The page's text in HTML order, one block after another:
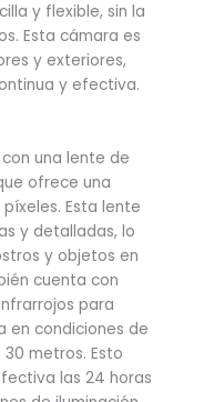
y flexible, sin la
Esta cámara es
y exteriores,
y efectiva.
con una lente de
ofrece una
píxeles. Esta lente
y detalladas, lo
y objetos en
cuenta con
para
en condiciones de
metros. Esto
las 24 horas